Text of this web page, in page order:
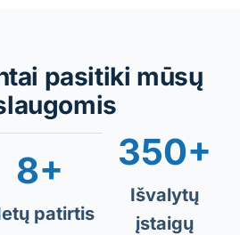
pasitiki mūsų
8+
patirtis
350+
Išvalytų
įstaigų